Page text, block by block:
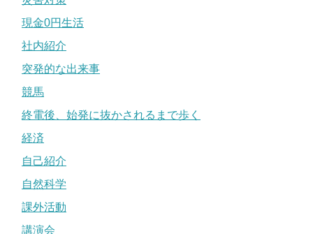
現金0円生活
社内紹介
突発的な出来事
競馬
終電後、始発に抜かされるまで歩く
経済
自己紹介
自然科学
課外活動
講演会